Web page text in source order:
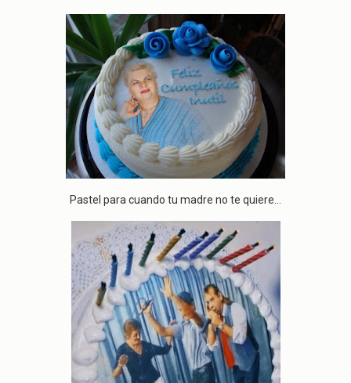
Pastel para cuando tu madre no te quiere...